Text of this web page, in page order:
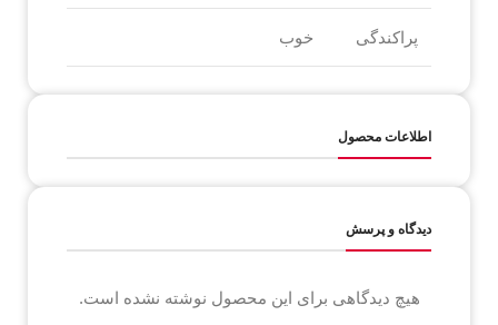
پراکندگی خوب
اطلاعات محصول
دیدگاه و پرسش
هیچ دیدگاهی برای این محصول نوشته نشده است.